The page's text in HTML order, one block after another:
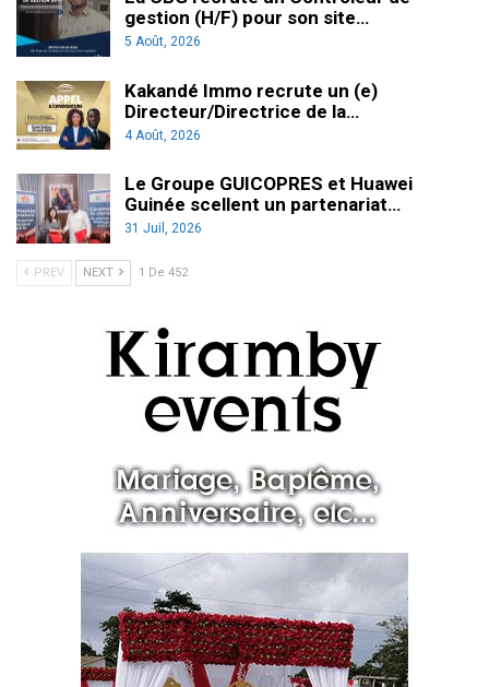
gestion (H/F) pour son site…
5 Août, 2026
Kakandé Immo recrute un (e)
Directeur/Directrice de la…
4 Août, 2026
Le Groupe GUICOPRES et Huawei
Guinée scellent un partenariat…
31 Juil, 2026
PREV NEXT 1 De 452